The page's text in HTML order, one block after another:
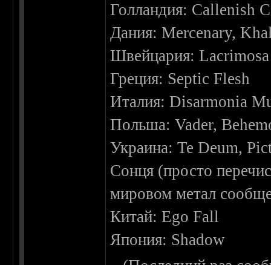
Голландия: Callenish
Дания: Mercenary,
Швейцария: Lacrimosa
Греция: Septic Flesh
Италия: Disarmonia
Польша: Vader,
Украина: Te Deum,
Сонця (просто
мировом метал
Китай: Ego Fall
Япония: Shadow